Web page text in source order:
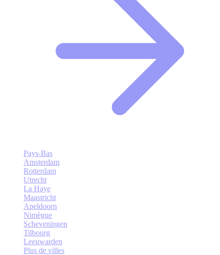
Pays-Bas
Amsterdam
Rotterdam
Utrecht
La Haye
Maastricht
Apeldoorn
Nimègue
Scheveningen
Tilbourg
Leeuwarden
Plus de villes